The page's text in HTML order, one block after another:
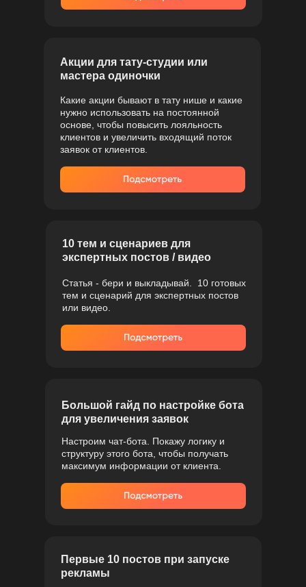
Первые 10 постов при запуске
рекламы
Настроим чат-бота. Покажу логику и
структуру этого бота, чтобы получать
максимум информации от клиента.
Большой гайд по настройке бота
для увеличения заявок
10 тем и сценариев для
экспертных постов / видео
Статья - бери и выкладывай. 10 готовых
тем и сценарий для экспертных постов
или видео.
Акции для тату-студии или
мастера одиночки
Какие акции бывают в тату нише и какие
нужно использовать на постоянной
основе, чтобы повысить лояльность
клиентов и увеличить входящий поток
заявок от клиентов.